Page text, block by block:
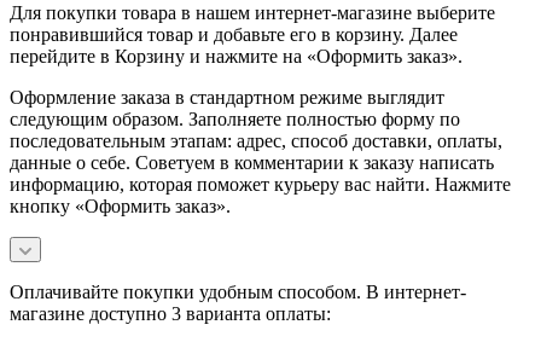
Для покупки товара в нашем интернет-магазине выберите
понравившийся товар и добавьте его в корзину. Далее
перейдите в Корзину и нажмите на «Оформить заказ».
Оформление заказа в стандартном режиме выглядит
следующим образом. Заполняете полностью форму по
последовательным этапам: адрес, способ доставки, оплаты,
данные о себе. Советуем в комментарии к заказу написать
информацию, которая поможет курьеру вас найти. Нажмите
кнопку «Оформить заказ».
Оплачивайте покупки удобным способом. В интернет-
магазине доступно 3 варианта оплаты: